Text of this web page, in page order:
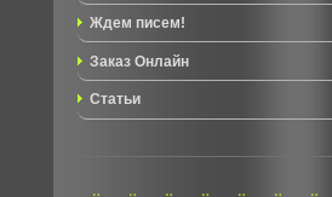
Ждем писем!
Заказ Онлайн
Статьи